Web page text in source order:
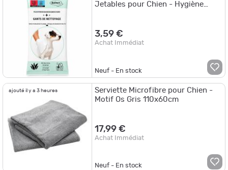
Jetables pour Chien - Hygiène
3,59 €
Achat Immédiat
Neuf - En stock
ajouté il y a 3 heures
Serviette Microfibre pour Chien -
Motif Os Gris 110x60cm
17,99 €
Achat Immédiat
Neuf - En stock